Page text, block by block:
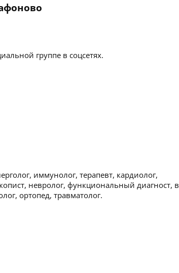
группе в соцсетях.
иммунолог, терапевт, кардиолог,
невролог, функциональный диагност,
ортопед, травматолог.